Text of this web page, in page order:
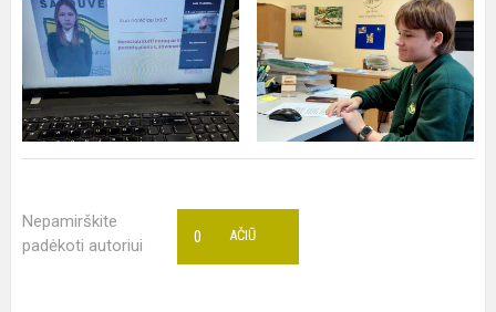
Nepamirškite
padėkoti autoriui
AČIŪ
0